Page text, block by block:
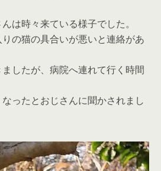
は時々来ている様子でした。
の猫の具合いが悪いと連絡があ
したが、病院へ連れて行く時間
ったとおじさんに聞かされまし